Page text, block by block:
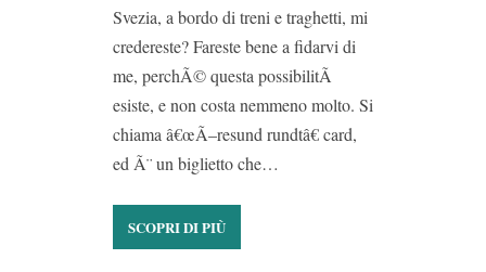
Svezia, a bordo di treni e traghetti, mi
credereste? Fareste bene a fidarvi di
me, perchÃ© questa possibilitÃ
esiste, e non costa nemmeno molto. Si
chiama â€œÃ–resund rundtâ€ card,
ed Ã¨ un biglietto che…
SCOPRI DI PIÙ